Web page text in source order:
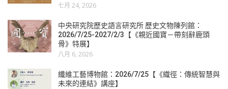
七月 24, 2026
中央研究院歷史語言研究所 歷史文物陳列館：
2026/7/25-2027/2/3【《親近國寶－帶刻辭鹿頭
骨》特展】
八月 6, 2026
纖維工藝博物館：2026/7/25【《織徑：傳統智慧與
未來的連結》講座】